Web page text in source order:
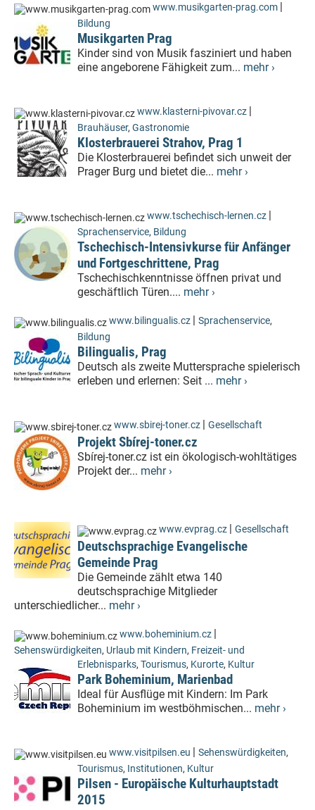
www.musikgarten-prag.com |
Bildung
Musikgarten Prag
Kinder sind von Musik fasziniert und haben
eine angeborene Fähigkeit zum... mehr ›
www.klasterni-pivovar.cz |
Brauhäuser, Gastronomie
Klosterbrauerei Strahov, Prag 1
Die Klosterbrauerei befindet sich unweit der
Prager Burg und bietet die... mehr ›
www.tschechisch-lernen.cz |
Sprachenservice, Bildung
Tschechisch-Intensivkurse für Anfänger
und Fortgeschrittene, Prag
Tschechischkenntnisse öffnen privat und
geschäftlich Türen.... mehr ›
www.bilingualis.cz | Sprachenservice,
Bildung
Bilingualis, Prag
Deutsch als zweite Muttersprache spielerisch
erleben und erlernen: Seit ... mehr ›
www.sbirej-toner.cz | Gesellschaft
Projekt Sbírej-toner.cz
Sbírej-toner.cz ist ein ökologisch-wohltätiges
Projekt der... mehr ›
www.evprag.cz | Gesellschaft
Deutschsprachige Evangelische
Gemeinde Prag
Die Gemeinde zählt etwa 140
deutschsprachige Mitglieder
unterschiedlicher... mehr ›
www.boheminium.cz |
Sehenswürdigkeiten, Urlaub mit Kindern, Freizeit- und
Erlebnisparks, Tourismus, Kurorte, Kultur
Park Boheminium, Marienbad
Ideal für Ausflüge mit Kindern: Im Park
Boheminium im westböhmischen... mehr ›
www.visitpilsen.eu | Sehenswürdigkeiten,
Tourismus, Institutionen, Kultur
Pilsen - Europäische Kulturhauptstadt
2015